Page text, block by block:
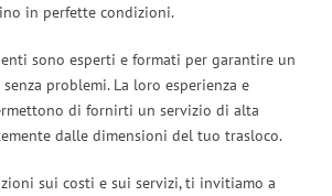
in perfette condizioni.
sono esperti e formati per garantire un
problemi. La loro esperienza e
di fornirti un servizio di alta
dalle dimensioni del tuo trasloco.
sui costi e sui servizi, ti invitiamo a